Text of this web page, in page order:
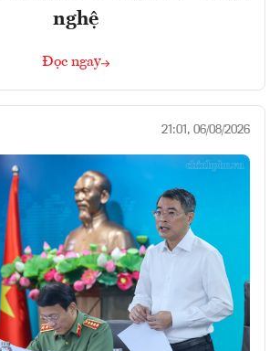
nghệ
Đọc ngay
21:01, 06/08/2026